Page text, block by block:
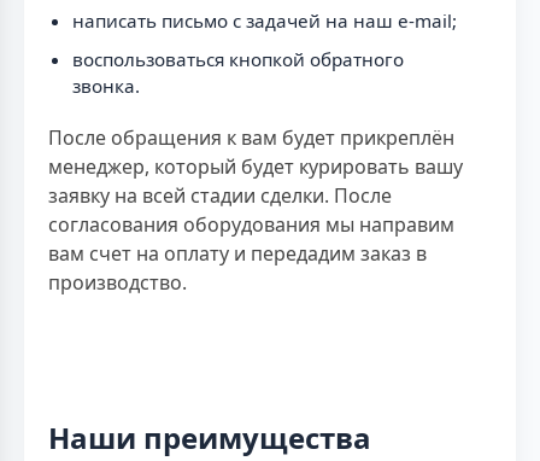
написать письмо с задачей на наш e-mail;
воспользоваться кнопкой обратного
звонка.
После обращения к вам будет прикреплён
менеджер, который будет курировать вашу
заявку на всей стадии сделки. После
согласования оборудования мы направим
вам счет на оплату и передадим заказ в
производство.
Наши преимущества